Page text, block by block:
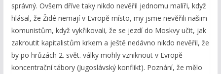
správný. Ovšem dříve taky nikdo nevěřil jednomu malíři, když
hlásal, že Židé nemají v Evropě místo, my jsme nevěřili našim
komunistům, když vykřikovali, že se jezdí do Moskvy učit, jak
zakroutit kapitalistům krkem a ještě nedávno nikdo nevěřil, že
by po hrůzách 2. svět. války mohly vzniknout v Evropě
koncentrační tábory (Jugoslávský konflikt). Poznání, že mělo